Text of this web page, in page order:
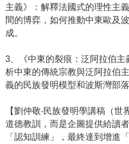
主義》：解釋法國式的理性主
間的博弈，如何推動中東歐及
成。
3、《中東的裂痕：泛阿拉伯
析中東的傳統宗教與泛阿拉伯
義的民族發明模型和波斯灣部
【劉仲敬‧民族發明學講稿（
道德教訓，而是企圖提供給讀
「認知訓練」，最終達到增進